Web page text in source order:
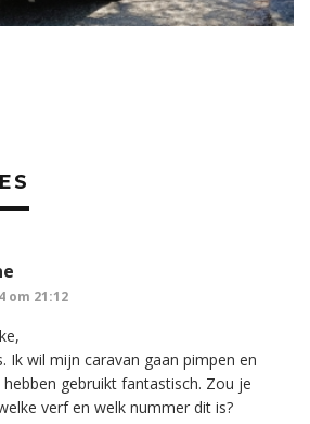
om 21:12
Ik wil mijn caravan gaan pimpen en
gebruikt fantastisch. Zou je
verf en welk nummer dit is?